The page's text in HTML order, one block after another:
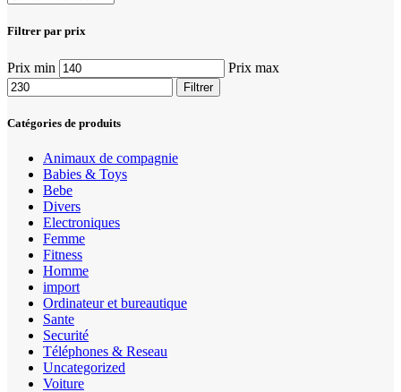
Filtrer par prix
Prix min Prix max
Filtrer
Catégories de produits
Animaux de compagnie
Babies & Toys
Bebe
Divers
Electroniques
Femme
Fitness
Homme
import
Ordinateur et bureautique
Sante
Securité
Téléphones & Reseau
Uncategorized
Voiture